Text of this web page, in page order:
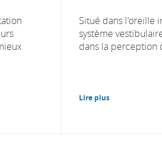
Situé dans l'oreille
système
dans la perception
Lire plus